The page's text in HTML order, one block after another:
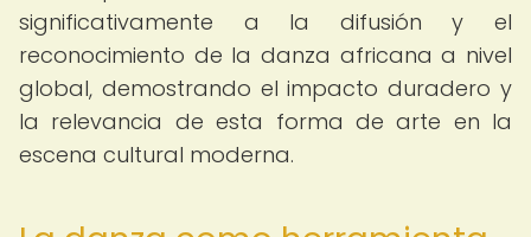
significativamente a la difusión y el
reconocimiento de la danza africana a nivel
global, demostrando el impacto duradero y
la relevancia de esta forma de arte en la
escena cultural moderna.